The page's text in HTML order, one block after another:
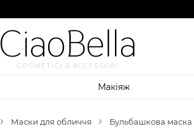
CiaoBella
COSMETICI & ACCESSORI
Макіяж
Маски для обличчя Бульбашкова маска